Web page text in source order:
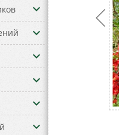
keyboard_arrow_down
keyboard_arrow_down
keyboard_arrow_down
keyboard_arrow_down
keyboard_arrow_down
keyboard_arrow_down